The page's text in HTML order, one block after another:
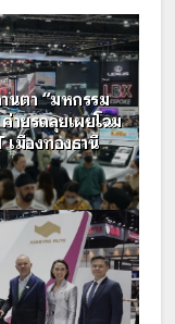
นตา “มหกรรม
ายรถลุยเผยโฉม
เมืองทองธานี